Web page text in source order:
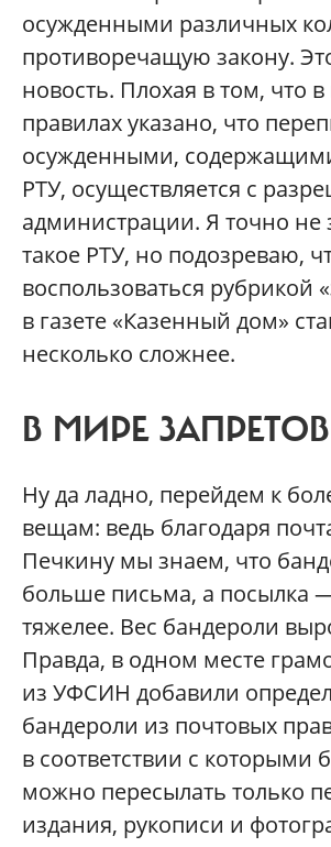
осужденными различных
противоречащую закону.
новость. Плохая в том, что
правилах указано, что
осужденными,
РТУ, осуществляется с
администрации. Я точно не
такое РТУ, но подозреваю,
воспользоваться рубрикой
в газете «Казенный дом»
несколько сложнее.
В МИРЕ ЗАПРЕТОВ
Ну да ладно, перейдем к
вещам: ведь благодаря
Печкину мы знаем, что
больше письма, а посылка
тяжелее. Вес бандероли
Правда, в одном месте
из УФСИН добавили
бандероли из почтовых
в соответствии с которыми
можно пересылать только
издания, рукописи и